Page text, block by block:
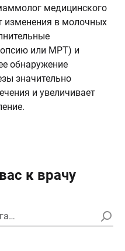
медицинского
изменения в молочных
или МРТ) и
обнаружение
значительно
и увеличивает
к врачу